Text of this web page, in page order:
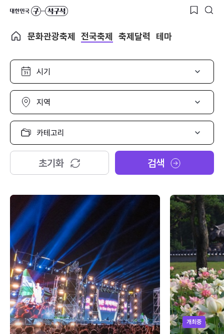
문화관광축제 전국축제 축제달력 테마
시
선
택
지
선
택
카
고
리
택
초기화 검색
개최중